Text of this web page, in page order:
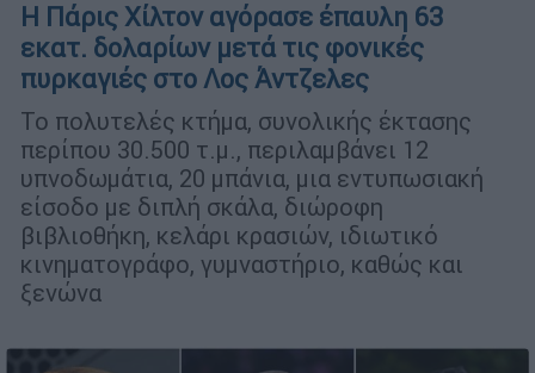
Η Πάρις Χίλτον αγόρασε έπαυλη 63
εκατ. δολαρίων μετά τις φονικές
πυρκαγιές στο Λος Άντζελες
Το πολυτελές κτήμα, συνολικής έκτασης
περίπου 30.500 τ.μ., περιλαμβάνει 12
υπνοδωμάτια, 20 μπάνια, μια εντυπωσιακή
είσοδο με διπλή σκάλα, διώροφη
βιβλιοθήκη, κελάρι κρασιών, ιδιωτικό
κινηματογράφο, γυμναστήριο, καθώς και
ξενώνα